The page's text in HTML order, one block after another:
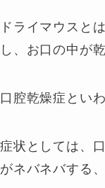
ドライマウスと
し、お口の中が
口腔乾燥症とい
症状としては、
がネバネバする